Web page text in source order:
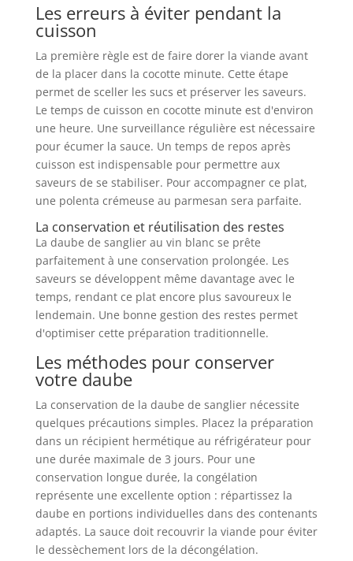
Les erreurs à éviter pendant la
cuisson
La première règle est de faire dorer la viande avant
de la placer dans la cocotte minute. Cette étape
permet de sceller les sucs et préserver les saveurs.
Le temps de cuisson en cocotte minute est d'environ
une heure. Une surveillance régulière est nécessaire
pour écumer la sauce. Un temps de repos après
cuisson est indispensable pour permettre aux
saveurs de se stabiliser. Pour accompagner ce plat,
une polenta crémeuse au parmesan sera parfaite.
La conservation et réutilisation des restes
La daube de sanglier au vin blanc se prête
parfaitement à une conservation prolongée. Les
saveurs se développent même davantage avec le
temps, rendant ce plat encore plus savoureux le
lendemain. Une bonne gestion des restes permet
d'optimiser cette préparation traditionnelle.
Les méthodes pour conserver
votre daube
La conservation de la daube de sanglier nécessite
quelques précautions simples. Placez la préparation
dans un récipient hermétique au réfrigérateur pour
une durée maximale de 3 jours. Pour une
conservation longue durée, la congélation
représente une excellente option : répartissez la
daube en portions individuelles dans des contenants
adaptés. La sauce doit recouvrir la viande pour éviter
le dessèchement lors de la décongélation.